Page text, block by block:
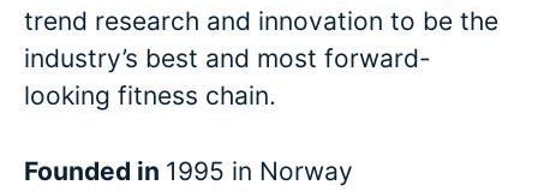
trend research and innovation to be the
industry’s best and most forward-
looking fitness chain.
Founded in 1995 in Norway